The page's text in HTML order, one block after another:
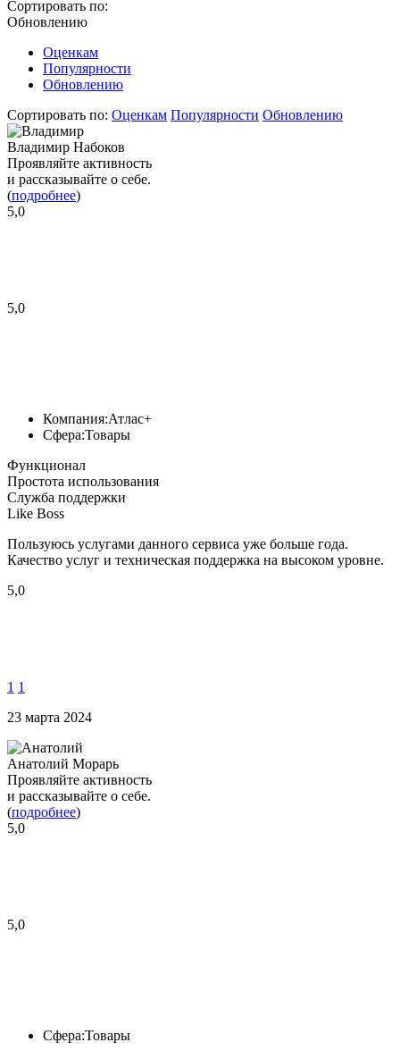
Сортировать по:
Обновлению
Оценкам
Популярности
Обновлению
Сортировать по: Оценкам Популярности Обновлению
Владимир Набоков
Проявляйте активность
и рассказывайте о себе.
(подробнее)
5,0
5,0
Компания:Атлас+
Сфера:Товары
Функционал
Простота использования
Служба поддержки
Like Boss
Пользуюсь услугами данного сервиса уже больше года.
Качество услуг и техническая поддержка на высоком уровне.
5,0
1 1
23 марта 2024
Анатолий Морарь
Проявляйте активность
и рассказывайте о себе.
(подробнее)
5,0
5,0
Сфера:Товары